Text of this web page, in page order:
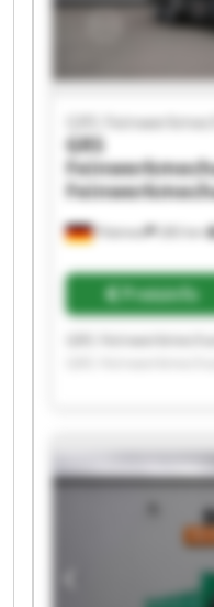
Pöttmes 283 km
GRS
GRS
Preisinfo
GRS
GRS
GRS
GRS
GRS
GRS
GRS
GRS